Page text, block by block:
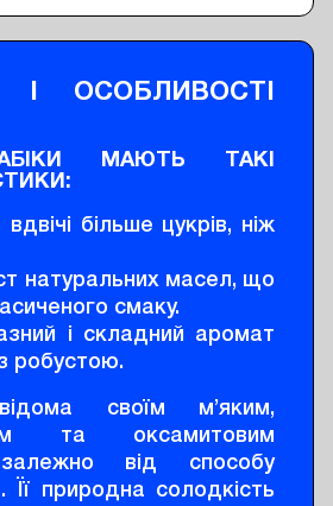
ОСОБЛИВОСТІ
МАЮТЬ ТАКІ
вдвічі більше цукрів, ніж
натуральних масел, що
смаку.
і складний аромат
робустою.
своїм м’яким,
та оксамитовим
від способу
Її природна солодкість